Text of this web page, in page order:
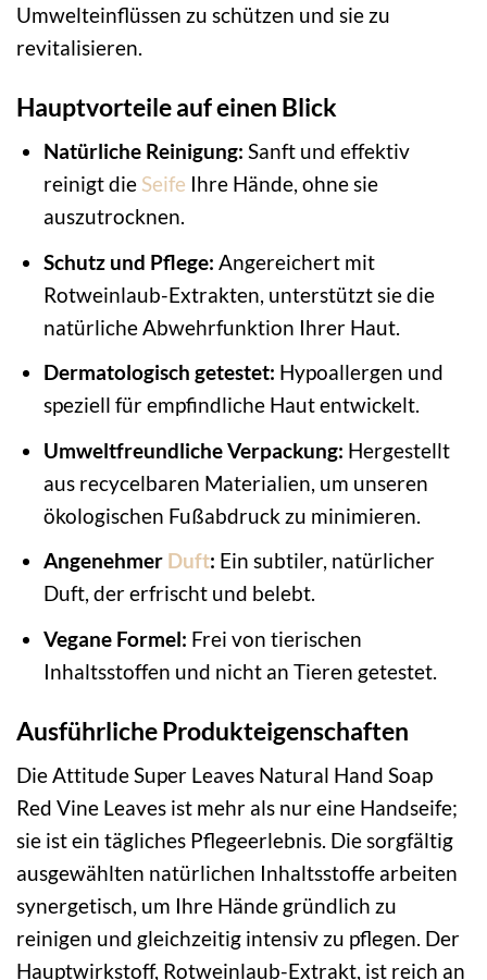
Umwelteinflüssen zu schützen und sie zu
revitalisieren.
Hauptvorteile auf einen Blick
Natürliche Reinigung: Sanft und effektiv
reinigt die Seife Ihre Hände, ohne sie
auszutrocknen.
Schutz und Pflege: Angereichert mit
Rotweinlaub-Extrakten, unterstützt sie die
natürliche Abwehrfunktion Ihrer Haut.
Dermatologisch getestet: Hypoallergen und
speziell für empfindliche Haut entwickelt.
Umweltfreundliche Verpackung: Hergestellt
aus recycelbaren Materialien, um unseren
ökologischen Fußabdruck zu minimieren.
Angenehmer Duft: Ein subtiler, natürlicher
Duft, der erfrischt und belebt.
Vegane Formel: Frei von tierischen
Inhaltsstoffen und nicht an Tieren getestet.
Ausführliche Produkteigenschaften
Die Attitude Super Leaves Natural Hand Soap
Red Vine Leaves ist mehr als nur eine Handseife;
sie ist ein tägliches Pflegeerlebnis. Die sorgfältig
ausgewählten natürlichen Inhaltsstoffe arbeiten
synergetisch, um Ihre Hände gründlich zu
reinigen und gleichzeitig intensiv zu pflegen. Der
Hauptwirkstoff, Rotweinlaub-Extrakt, ist reich an